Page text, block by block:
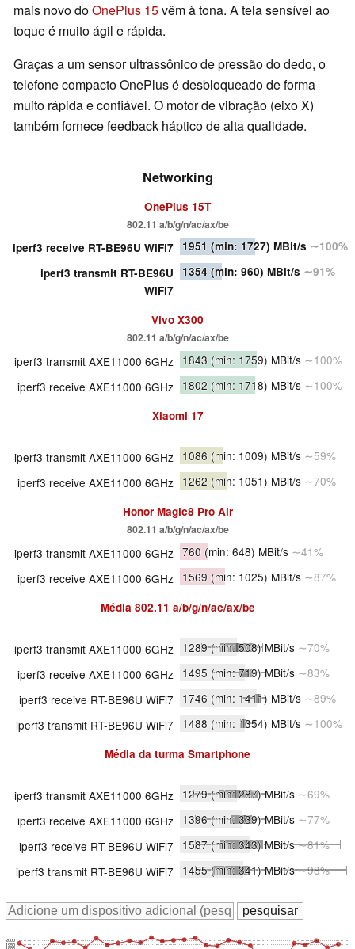
mais novo doOnePlus 15vêm à tona. A tela sensível ao
toque é muito ágil e rápida.
Graças a um sensor ultrassônico de pressão do dedo, o
telefone compacto OnePlus é desbloqueado de forma
muito rápida e confiável. O motor de vibração (eixo X)
também fornece feedback háptico de alta qualidade.
Networking
OnePlus 15T
802.11 a/​b/​g/​n/​ac/​ax/​be
iperf3 receive RT-BE96U WiFi7 1951 (min: 1727) MBit/s ∼100%
iperf3 transmit RT-BE96U
WiFi7
1354 (min: 960) MBit/s ∼91%
Vivo X300
802.11 a/​b/​g/​n/​ac/​ax/​be
iperf3 transmit AXE11000 6GHz 1843 (min: 1759) MBit/s ∼100%
iperf3 receive AXE11000 6GHz 1802 (min: 1718) MBit/s ∼100%
Xiaomi 17
iperf3 transmit AXE11000 6GHz 1086 (min: 1009) MBit/s ∼59%
iperf3 receive AXE11000 6GHz 1262 (min: 1051) MBit/s ∼70%
Honor Magic8 Pro Air
802.11 a/​b/​g/​n/​ac/​ax/​be
iperf3 transmit AXE11000 6GHz 760 (min: 648) MBit/s ∼41%
iperf3 receive AXE11000 6GHz 1569 (min: 1025) MBit/s ∼87%
Média 802.11 a/​b/​g/​n/​ac/​ax/​be
iperf3 transmit AXE11000 6GHz 1289(min: 508)MBit/s ∼70%
iperf3 receive AXE11000 6GHz 1495 (min: 719)MBit/s ∼83%
iperf3 receive RT-BE96U WiFi7
1746 (min: 1411) MBit/s ∼89%
iperf3 transmit RT-BE96U WiFi7
1488 (min: 1354) MBit/s ∼100%
Média da turma Smartphone
iperf3 transmit AXE11000 6GHz 1279(min: 287)MBit/s ∼69%
iperf3 receive AXE11000 6GHz 1396(min: 339)MBit/s ∼77%
iperf3 receive RT-BE96U WiFi7
1587(min: 343)MBit/s∼81%
iperf3 transmit RT-BE96U WiFi7
1455(min: 341)MBit/s∼98%
1950
2000